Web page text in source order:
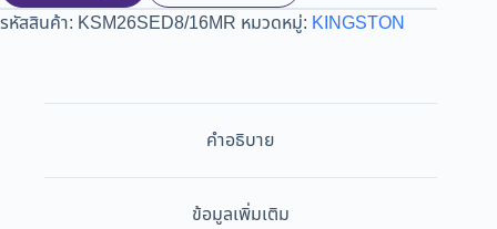
รหัสสินค้า: KSM26SED8/16MR หมวดหมู่: KINGSTON
คำอธิบาย
ข้อมูลเพิ่มเติม